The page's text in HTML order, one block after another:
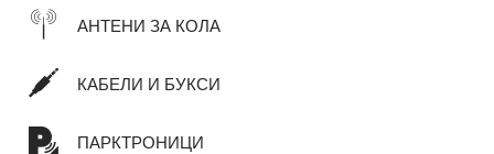
АНТЕНИ ЗА КОЛА
КАБЕЛИ И БУКСИ
ПАРКТРОНИЦИ